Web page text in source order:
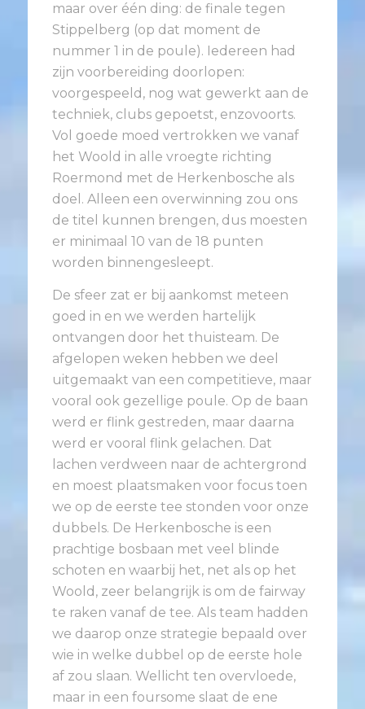
maar over één ding: de finale tegen
Stippelberg (op dat moment de
nummer 1 in de poule). Iedereen had
zijn voorbereiding doorlopen:
voorgespeeld, nog wat gewerkt aan de
techniek, clubs gepoetst, enzovoorts.
Vol goede moed vertrokken we vanaf
het Woold in alle vroegte richting
Roermond met de Herkenbosche als
doel. Alleen een overwinning zou ons
de titel kunnen brengen, dus moesten
er minimaal 10 van de 18 punten
worden binnengesleept.
De sfeer zat er bij aankomst meteen
goed in en we werden hartelijk
ontvangen door het thuisteam. De
afgelopen weken hebben we deel
uitgemaakt van een competitieve, maar
vooral ook gezellige poule. Op de baan
werd er flink gestreden, maar daarna
werd er vooral flink gelachen. Dat
lachen verdween naar de achtergrond
en moest plaatsmaken voor focus toen
we op de eerste tee stonden voor onze
dubbels. De Herkenbosche is een
prachtige bosbaan met veel blinde
schoten en waarbij het, net als op het
Woold, zeer belangrijk is om de fairway
te raken vanaf de tee. Als team hadden
we daarop onze strategie bepaald over
wie in welke dubbel op de eerste hole
af zou slaan. Wellicht ten overvloede,
maar in een foursome slaat de ene